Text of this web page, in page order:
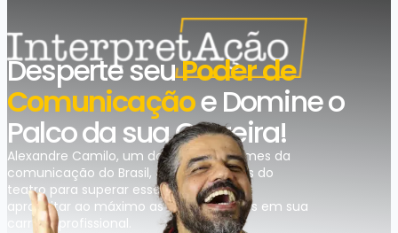
Desperte seuPoder de
Comunicaçãoe Domine o
Palco da sua Carreira!
Alexandre Camilo, um dos maiores nomes da
comunicação do Brasil, ensina técnicas do
teatro para superar esses obstáculos e
aproveitar ao máximo as oportunidades em sua
carreira profissional.